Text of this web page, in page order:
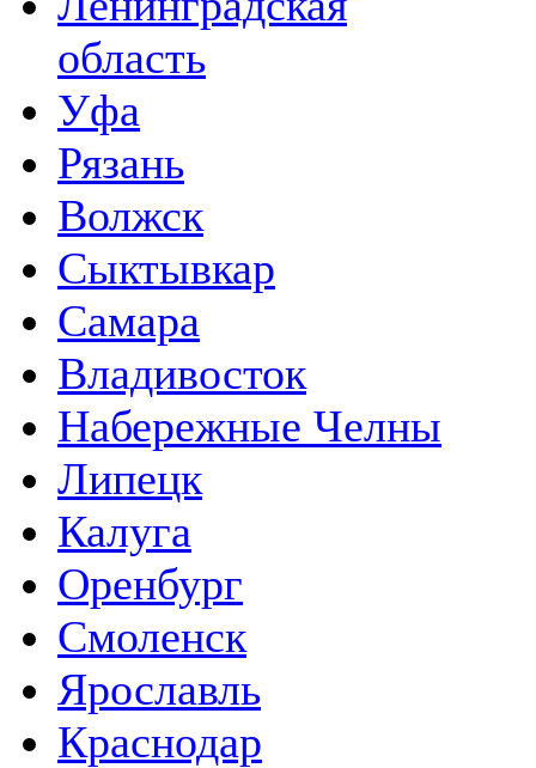
область
Уфа
Рязань
Волжск
Сыктывкар
Самара
Владивосток
Набережные Челны
Липецк
Калуга
Оренбург
Смоленск
Ярославль
Краснодар